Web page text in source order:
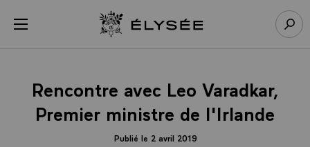
menu Retour à l’accueil Élysée
Rencontre avec Leo Varadkar,
Premier ministre de l'Irlande
Publié le 2 avril 2019
Panneau de gestion des cookies